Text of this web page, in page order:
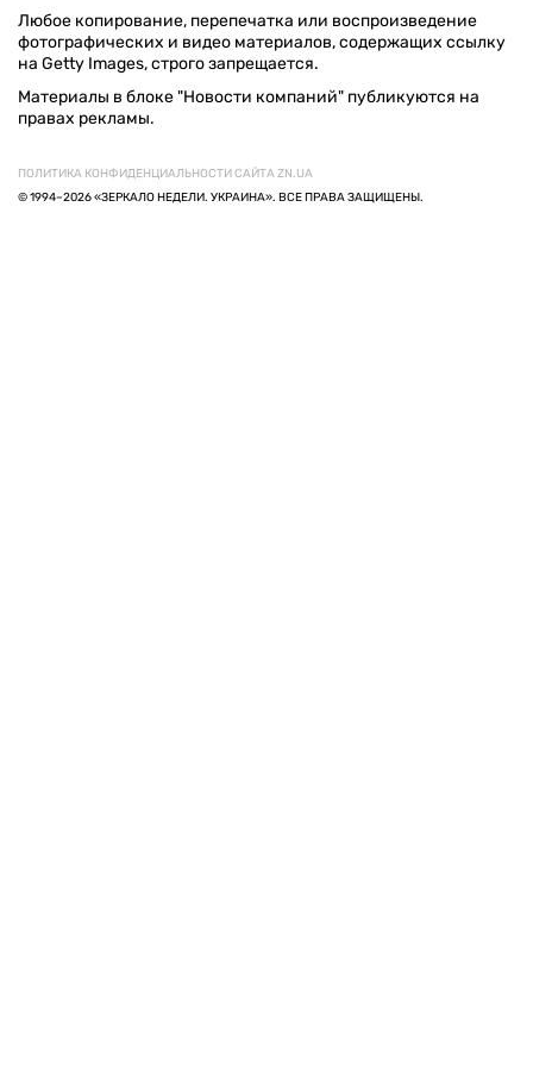
Любое копирование, перепечатка или воспроизведение
фотографических и видео материалов, содержащих ссылку
на Getty Images, строго запрещается.
Материалы в блоке "Новости компаний" публикуются на
правах рекламы.
ПОЛИТИКА КОНФИДЕНЦИАЛЬНОСТИ САЙТА ZN.UA
© 1994–2026 «ЗЕРКАЛО НЕДЕЛИ. УКРАИНА». ВСЕ ПРАВА ЗАЩИЩЕНЫ.